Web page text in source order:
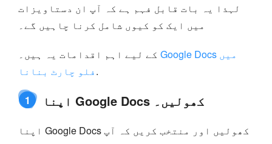
لہذا یہ بات قابل فہم ہے کہ آپ ان دستاویزات
میں ایک کو کیوں شامل کرنا چاہیں گے۔
Google Docs میں
فلو چارٹ بنانا.
1 اپنا Google Docs کھولیں۔
اپنا Google Docs کھولیں اور منتخب کریں کہ آپ